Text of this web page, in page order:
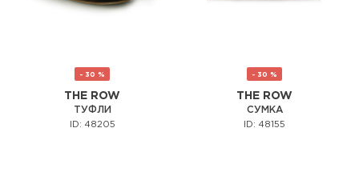
- 30 %
THE ROW
ТУФЛИ
ID: 48205
- 30 %
THE ROW
СУМКА
ID: 48155